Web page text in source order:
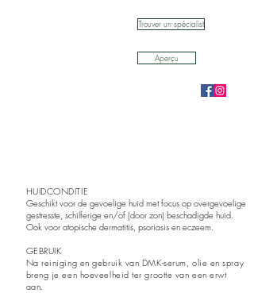
Trouver un spécialist
Aperçu
HUIDCONDITIE
Geschikt voor de gevoelige huid met focus op overgevoelige
gestresste, schilferige en/of (door zon) beschadigde huid.
Ook voor atopische dermatitis, psoriasis en eczeem.
GEBRUIK
Na reiniging en gebruik van DMK-serum, olie en spray
breng je een hoeveelheid ter grootte van een erwt
aan.